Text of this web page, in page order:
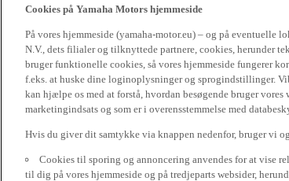
Cookies på Yamaha Motors hjemmeside
På vores hjemmeside (yamaha-motor.eu) – og på eventuelle
N.V., dets filialer og tilknyttede partnere, cookies, herunder
bruger funktionelle cookies, så vores hjemmeside fungerer
f.eks. at huske dine loginoplysninger og sprogindstillinger.
kan hjælpe os med at forstå, hvordan besøgende bruger
marketingindsats og som er i overensstemmelse med
Hvis du giver dit samtykke via knappen nedenfor, bruger vi
Cookies til sporing og annoncering anvendes for at vise
til dig på vores hjemmeside og på tredjeparts websider,